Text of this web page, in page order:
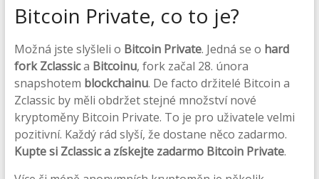
Bitcoin Private, co to je?
Možná jste slyšleli o Bitcoin Private. Jedná se o hard
fork Zclassica Bitcoinu, fork začal 28. února
snapshotem blockchainu. De facto držitelé Bitcoin a
Zclassic by měli obdržet stejné množství nové
kryptoměny Bitcoin Private. To je pro uživatele velmi
pozitivní. Každý rád slyší, že dostane něco zadarmo.
Kupte si Zclassic a získejte zadarmo Bitcoin Private.